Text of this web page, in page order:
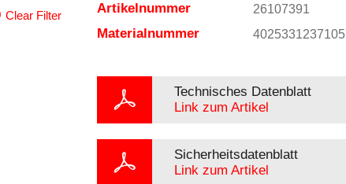
Clear Filter Artikelnummer 26107391
Materialnummer 4025331237105
Technisches Datenblatt
Link zum Artikel
Sicherheitsdatenblatt
Link zum Artikel